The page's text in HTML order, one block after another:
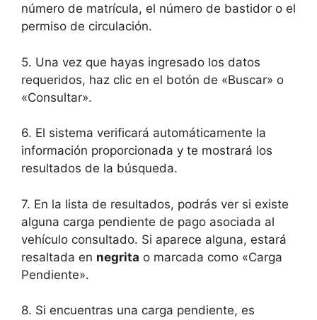
número de matrícula, el número de bastidor o el
permiso de circulación.
5. Una vez que hayas ingresado los datos
requeridos, haz clic en el botón de «Buscar» o
«Consultar».
6. El sistema verificará automáticamente la
información proporcionada y te mostrará los
resultados de la búsqueda.
7. En la lista de resultados, podrás ver si existe
alguna carga pendiente de pago asociada al
vehículo consultado. Si aparece alguna, estará
resaltada en negrita o marcada como «Carga
Pendiente».
8. Si encuentras una carga pendiente, es